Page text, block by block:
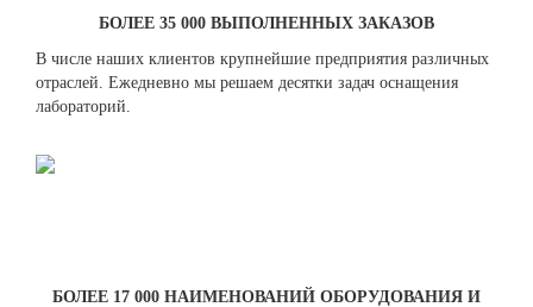
БОЛЕЕ 35 000 ВЫПОЛНЕННЫХ ЗАКАЗОВ
В числе наших клиентов крупнейшие предприятия различных
отраслей. Ежедневно мы решаем десятки задач оснащения
лабораторий.
БОЛЕЕ 17 000 НАИМЕНОВАНИЙ ОБОРУДОВАНИЯ И